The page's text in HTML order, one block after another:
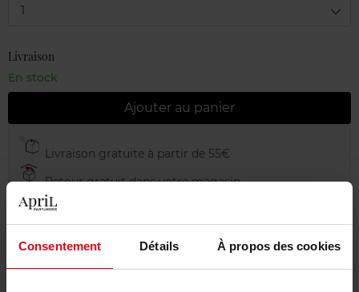
Consentement Détails À propos des cookies
1
Livraison
En stock
Ajouter au panier
Livraison gratuite à partir de 55€
Retour gratuit dans votre magasin
Emballage cadeau offert